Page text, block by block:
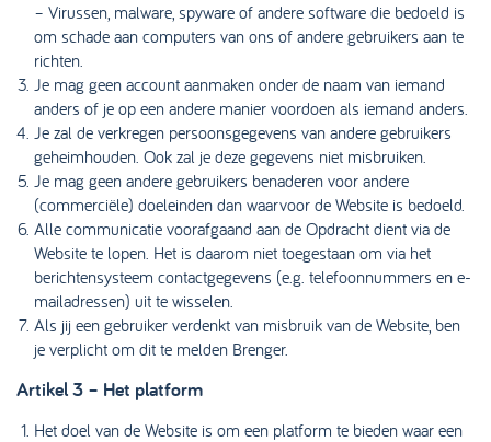
– Virussen, malware, spyware of andere software die bedoeld is
om schade aan computers van ons of andere gebruikers aan te
richten.
Je mag geen account aanmaken onder de naam van iemand
anders of je op een andere manier voordoen als iemand anders.
Je zal de verkregen persoonsgegevens van andere gebruikers
geheimhouden. Ook zal je deze gegevens niet misbruiken.
Je mag geen andere gebruikers benaderen voor andere
(commerciële) doeleinden dan waarvoor de Website is bedoeld.
Alle communicatie voorafgaand aan de Opdracht dient via de
Website te lopen. Het is daarom niet toegestaan om via het
berichtensysteem contactgegevens (e.g. telefoonnummers en e-
mailadressen) uit te wisselen.
Als jij een gebruiker verdenkt van misbruik van de Website, ben
je verplicht om dit te melden Brenger.
Artikel 3 – Het platform
Het doel van de Website is om een platform te bieden waar een